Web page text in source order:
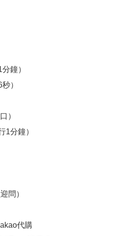
鐘）
）
）
1分鐘）
問）
代購